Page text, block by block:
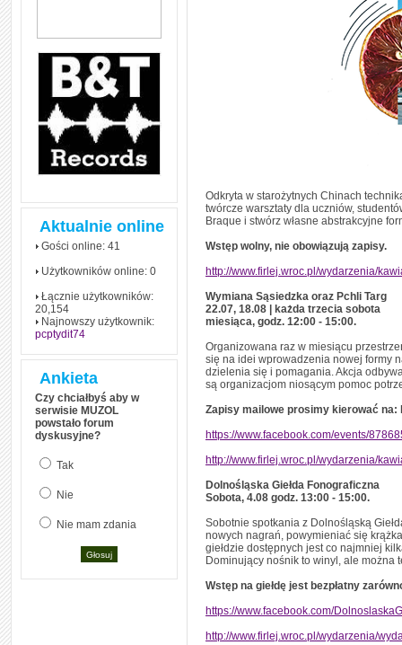
dłużej!
Aktualnie online
Gości online: 41
Użytkowników online: 0
Łącznie użytkowników:
20,154
Najnowszy użytkownik:
pcptydit74
Ankieta
Czy chciałbyś aby w
serwisie MUZOL
powstało forum
dyskusyjne?
Tak
Nie
Nie mam zdania
Odkryta w starożytnych Chinach
twórcze warsztaty dla uczniów,
Braque i stwórz własne abstrakcyjne
Wstęp wolny, nie obowiązują zapisy.
http://www.firlej.wroc.pl/wydarzenia/
Wymiana Sąsiedzka oraz Pchli Targ
22.07, 18.08 | każda trzecia sobota
miesiąca, godz. 12:00 - 15:00.
Organizowana raz w miesiącu
się na idei wprowadzenia nowej formy
dzielenia się i pomagania. Akcja
są organizacjom niosącym pomoc
Zapisy mailowe prosimy kierować
https://www.facebook.com/events/
http://www.firlej.wroc.pl/wydarzenia/
Dolnośląska Giełda Fonograficzna
Sobota, 4.08 godz. 13:00 - 15:00.
Sobotnie spotkania z Dolnośląską
nowych nagrań, powymieniać się
giełdzie dostępnych jest co najmniej
Dominujący nośnik to winyl, ale można
Wstęp na giełdę jest bezpłatny
https://www.facebook.com/
http://www.firlej.wroc.pl/wydarzenia/